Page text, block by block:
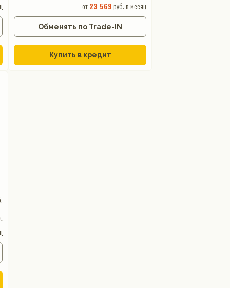
от23 569 руб. в месяц
Обменять по Trade-IN
Купить в кредит